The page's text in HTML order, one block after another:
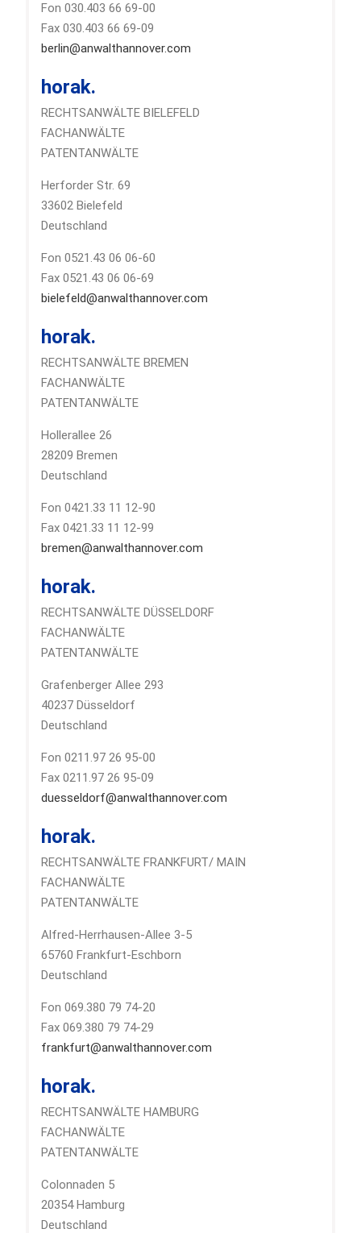
Fon 030.403 66 69-00
Fax 030.403 66 69-09
berlin@anwalthannover.com
horak.
RECHTSANWÄLTE BIELEFELD
FACHANWÄLTE
PATENTANWÄLTE
Herforder Str. 69
33602 Bielefeld
Deutschland
Fon 0521.43 06 06-60
Fax 0521.43 06 06-69
bielefeld@anwalthannover.com
horak.
RECHTSANWÄLTE BREMEN
FACHANWÄLTE
PATENTANWÄLTE
Hollerallee 26
28209 Bremen
Deutschland
Fon 0421.33 11 12-90
Fax 0421.33 11 12-99
bremen@anwalthannover.com
horak.
RECHTSANWÄLTE DÜSSELDORF
FACHANWÄLTE
PATENTANWÄLTE
Grafenberger Allee 293
40237 Düsseldorf
Deutschland
Fon 0211.97 26 95-00
Fax 0211.97 26 95-09
duesseldorf@anwalthannover.com
horak.
RECHTSANWÄLTE FRANKFURT/ MAIN
FACHANWÄLTE
PATENTANWÄLTE
Alfred-Herrhausen-Allee 3-5
65760 Frankfurt-Eschborn
Deutschland
Fon 069.380 79 74-20
Fax 069.380 79 74-29
frankfurt@anwalthannover.com
horak.
RECHTSANWÄLTE HAMBURG
FACHANWÄLTE
PATENTANWÄLTE
Colonnaden 5
20354 Hamburg
Deutschland